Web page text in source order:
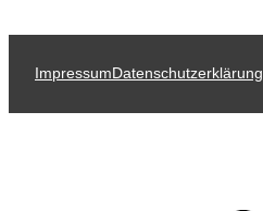
ImpressumDatenschutzerklärung